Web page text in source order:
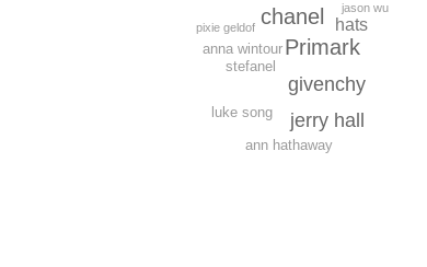
chanel
Primark
givenchy
jerry hall
hats
stefanel
anna wintour
ann hathaway
luke song
pixie geldof
jason wu